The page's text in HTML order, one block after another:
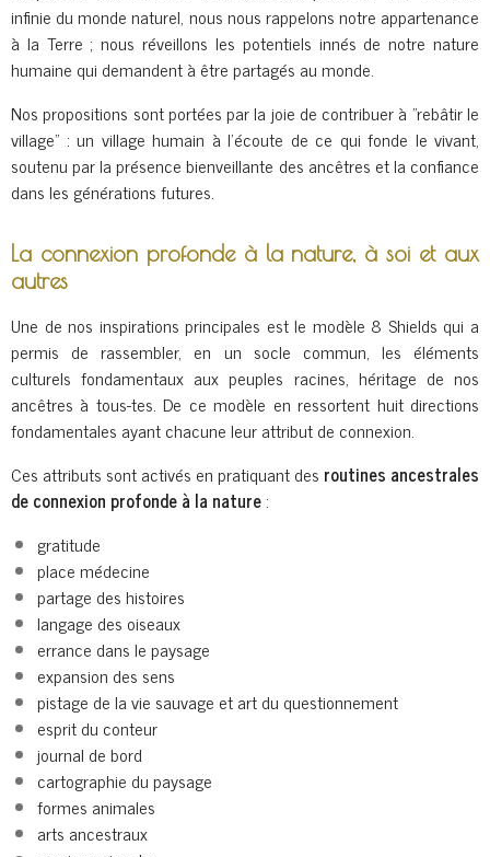
infinie du monde naturel, nous nous rappelons notre appartenance
à la Terre ; nous réveillons les potentiels innés de notre nature
humaine qui demandent à être partagés au monde.
Nos propositions sont portées par la joie de contribuer à "rebâtir le
village" : un village humain à l'écoute de ce qui fonde le vivant,
soutenu par la présence bienveillante des ancêtres et la confiance
dans les générations futures.
La connexion profonde à la nature, à soi et aux
autres
Une de nos inspirations principales est le modèle 8 Shields qui a
permis de rassembler, en un socle commun, les éléments
culturels fondamentaux aux peuples racines, héritage de nos
ancêtres à tous-tes. De ce modèle en ressortent huit directions
fondamentales ayant chacune leur attribut de connexion.
Ces attributs sont activés en pratiquant des routines ancestrales
de connexion profonde à la nature:
gratitude
place médecine
partage des histoires
langage des oiseaux
errance dans le paysage
expansion des sens
pistage de la vie sauvage et art du questionnement
esprit du conteur
journal de bord
cartographie du paysage
formes animales
arts ancestraux